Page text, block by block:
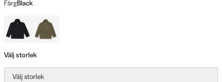
FärgBlack
Välj storlek
Välj storlek